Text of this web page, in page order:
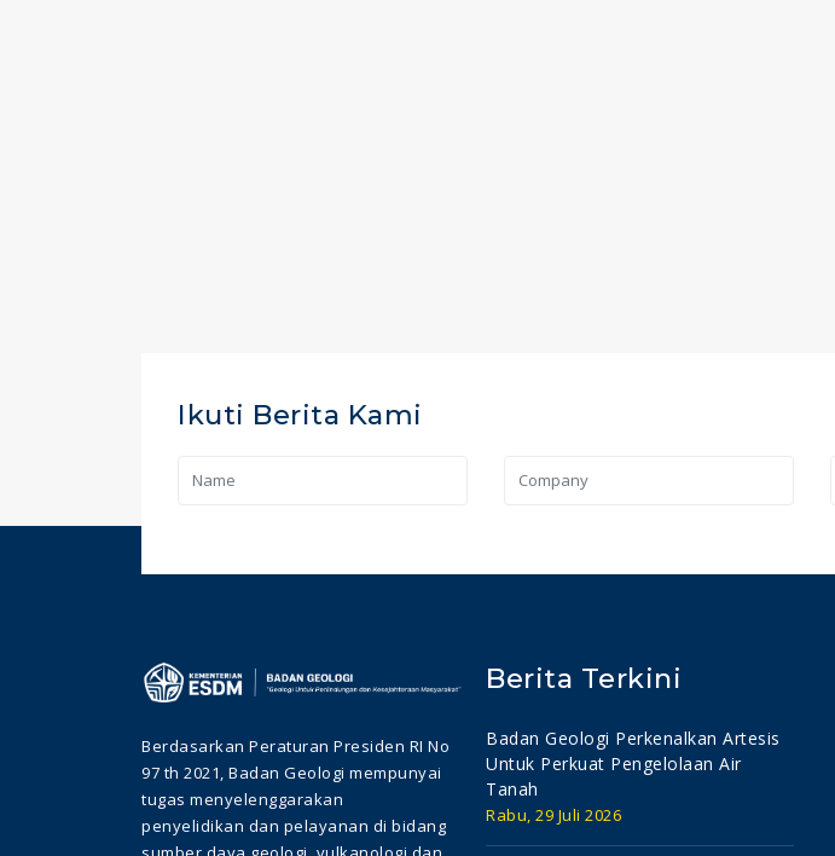
Ikuti Berita Kami
Berdasarkan Peraturan Presiden RI No
97 th 2021, Badan Geologi mempunyai
tugas menyelenggarakan
penyelidikan dan pelayanan di bidang
Berita Terkini
Badan Geologi Perkenalkan Artesis
Untuk Perkuat Pengelolaan Air
Tanah
Rabu, 29 Juli 2026